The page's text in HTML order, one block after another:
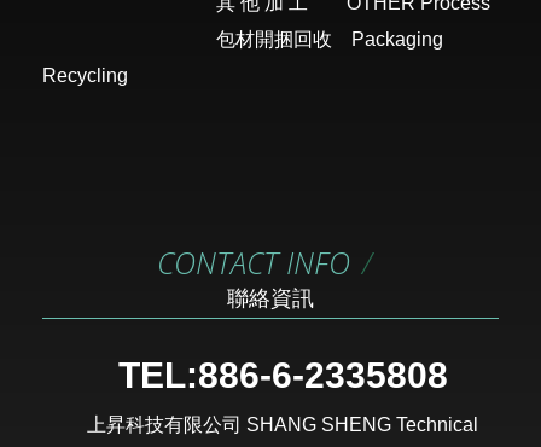
包材開捆回收 Packaging
Recycling
CONTACT INFO
聯絡資訊
TEL:886-6-2335808
上昇科技有限公司 SHANG SHENG Technical